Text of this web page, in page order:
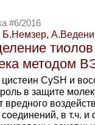
#6/2016
методом
CySH и
в защите
вредного
в т.ч.